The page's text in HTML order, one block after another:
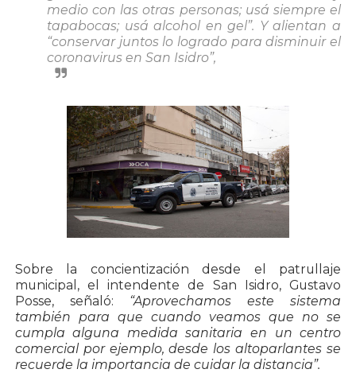
medio con las otras personas; usá siempre el
tapabocas; usá alcohol en gel”. Y alientan a
“conservar juntos lo logrado para disminuir el
coronavirus en San Isidro”,
Sobre la concientización desde el patrullaje
municipal, el intendente de San Isidro, Gustavo
Posse, señaló: “Aprovechamos este sistema
también para que cuando veamos que no se
cumpla alguna medida sanitaria en un centro
comercial por ejemplo, desde los altoparlantes se
recuerde la importancia de cuidar la distancia”.